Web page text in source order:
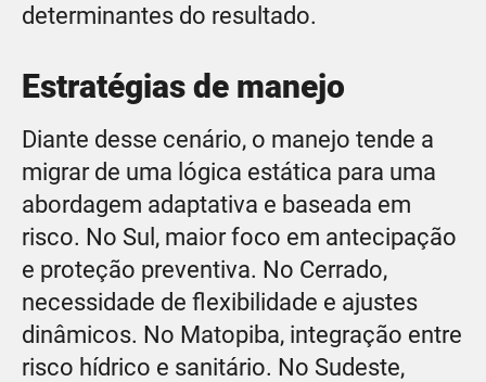
determinantes do resultado.
Estratégias de manejo
Diante desse cenário, o manejo tende a
migrar de uma lógica estática para uma
abordagem adaptativa e baseada em
risco. No Sul, maior foco em antecipação
e proteção preventiva. No Cerrado,
necessidade de flexibilidade e ajustes
dinâmicos. No Matopiba, integração entre
risco hídrico e sanitário. No Sudeste,